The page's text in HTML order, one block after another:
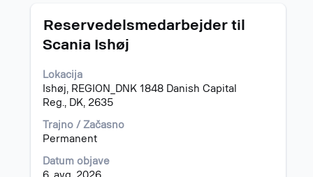
do
Izberite
pregled
Naziv
Reservedelsmedarbejder til
Scania Ishøj
Lokacija
Ishøj, REGION_DNK 1848 Danish Capital
Reg., DK, 2635
Trajno / Začasno
Permanent
Datum objave
Izberite
preslednico,
vidite
celotno
vsebino
podatkov
o
mestu.